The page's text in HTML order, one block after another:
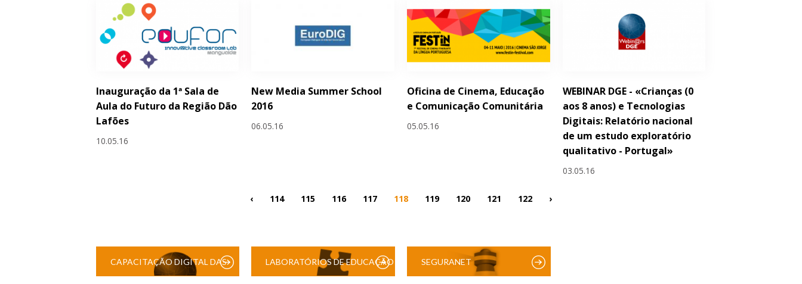
Inauguração da 1ª Sala de
Aula do Futuro da Região Dão
Lafões
10.05.16
New Media Summer School
2016
06.05.16
Oficina de Cinema, Educação
e Comunicação Comunitária
05.05.16
WEBINAR DGE - «Crianças (0
aos 8 anos) e Tecnologias
Digitais: Relatório nacional
de um estudo exploratório
qualitativo - Portugal»
03.05.16
‹ 114 115 116 117 118 119 120 121 122 ›
CAPACITAÇÃO DIGITAL DAS LABORATÓRIOS DE EDUCAÇÃO SEGURANET